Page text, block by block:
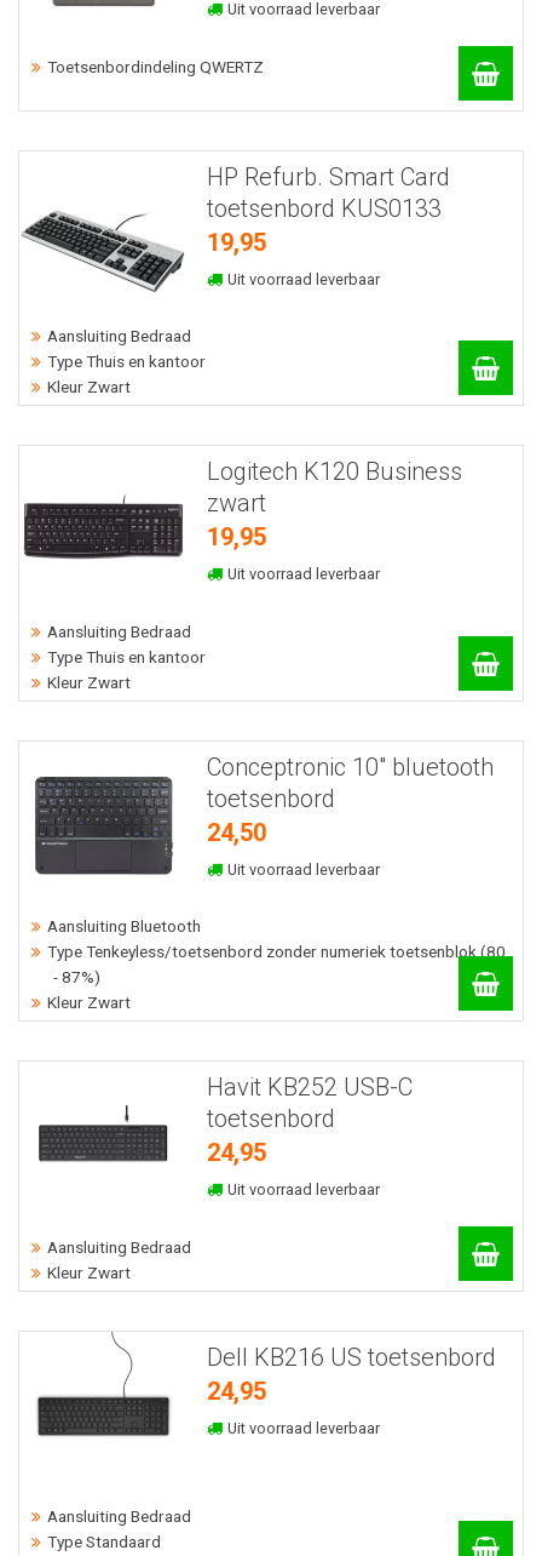
Uit voorraad leverbaar
Toetsenbordindeling QWERTZ
HP Refurb. Smart Card
toetsenbord KUS0133
19,95
Uit voorraad leverbaar
Aansluiting Bedraad
Type Thuis en kantoor
Kleur Zwart
Logitech K120 Business
zwart
19,95
Uit voorraad leverbaar
Aansluiting Bedraad
Type Thuis en kantoor
Kleur Zwart
Conceptronic 10" bluetooth
toetsenbord
24,50
Uit voorraad leverbaar
Aansluiting Bluetooth
Type Tenkeyless/toetsenbord zonder numeriek toetsenblok (80
- 87%)
Kleur Zwart
Havit KB252 USB-C
toetsenbord
24,95
Uit voorraad leverbaar
Aansluiting Bedraad
Kleur Zwart
Dell KB216 US toetsenbord
24,95
Uit voorraad leverbaar
Aansluiting Bedraad
Type Standaard